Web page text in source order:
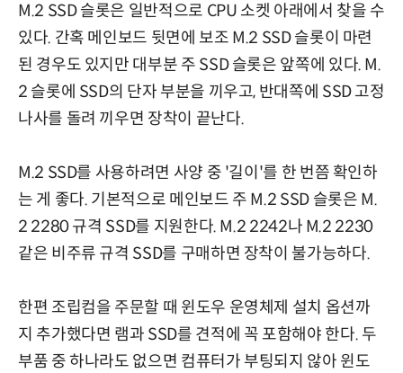
M.2 SSD 슬롯은 일반적으로 CPU 소켓 아래에서 찾을 수
있다. 간혹 메인보드 뒷면에 보조 M.2 SSD 슬롯이 마련
된 경우도 있지만 대부분 주 SSD 슬롯은 앞쪽에 있다. M.
2 슬롯에 SSD의 단자 부분을 끼우고, 반대쪽에 SSD 고정
나사를 돌려 끼우면 장착이 끝난다.
M.2 SSD를 사용하려면 사양 중 '길이'를 한 번쯤 확인하
는 게 좋다. 기본적으로 메인보드 주 M.2 SSD 슬롯은 M.
2 2280 규격 SSD를 지원한다. M.2 2242나 M.2 2230
같은 비주류 규격 SSD를 구매하면 장착이 불가능하다.
한편 조립컴을 주문할 때 윈도우 운영체제 설치 옵션까
지 추가했다면 램과 SSD를 견적에 꼭 포함해야 한다. 두
부품 중 하나라도 없으면 컴퓨터가 부팅되지 않아 윈도